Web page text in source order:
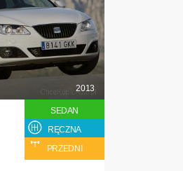
2013
SEDAN
RĘCZNA
PRZEDNI